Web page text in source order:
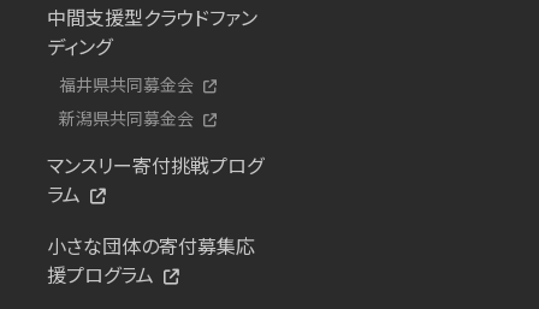
中間支援型クラウドファン
ディング
福井県共同募金会
新潟県共同募金会
マンスリー寄付挑戦プログ
ラム
小さな団体の寄付募集応
援プログラム